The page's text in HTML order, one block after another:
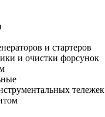
и стартеров
и очистки форсунок
тележек